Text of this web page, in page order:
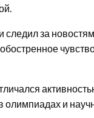
следил за
олимпиадах и